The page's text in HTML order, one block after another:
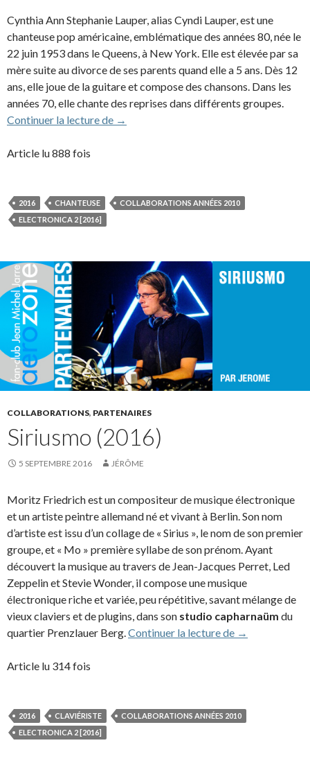
Cynthia Ann Stephanie Lauper, alias Cyndi Lauper, est une
chanteuse pop américaine, emblématique des années 80, née le
22 juin 1953 dans le Queens, à New York. Elle est élevée par sa
mère suite au divorce de ses parents quand elle a 5 ans. Dès 12
ans, elle joue de la guitare et compose des chansons. Dans les
années 70, elle chante des reprises dans différents groupes.
Continuer la lecture de Cyndi Lauper (2016)
→
Article lu 888 fois
2016 CHANTEUSE
COLLABORATIONS ANNÉES 2010
ELECTRONICA 2 [2016]
COLLABORATIONS, PARTENAIRES
Siriusmo (2016)
5 SEPTEMBRE 2016 JÉRÔME
Moritz Friedrich est un compositeur de musique électronique
et un artiste peintre allemand né et vivant à Berlin. Son nom
d’artiste est issu d’un collage de « Sirius », le nom de son premier
groupe, et « Mo » première syllabe de son prénom. Ayant
découvert la musique au travers de Jean-Jacques Perret, Led
Zeppelin et Stevie Wonder, il compose une musique
électronique riche et variée, peu répétitive, savant mélange de
vieux claviers et de plugins, dans son studio capharnaüm du
quartier Prenzlauer Berg.Continuer la lecture de Siriusmo (2016)
→
Article lu 314 fois
2016 CLAVIÉRISTE
COLLABORATIONS ANNÉES 2010
ELECTRONICA 2 [2016]